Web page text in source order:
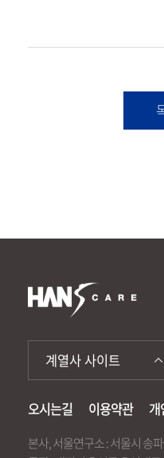
계열사 사이트
오시는길 이용약관
본사, 서울연구소 : 서울시 송